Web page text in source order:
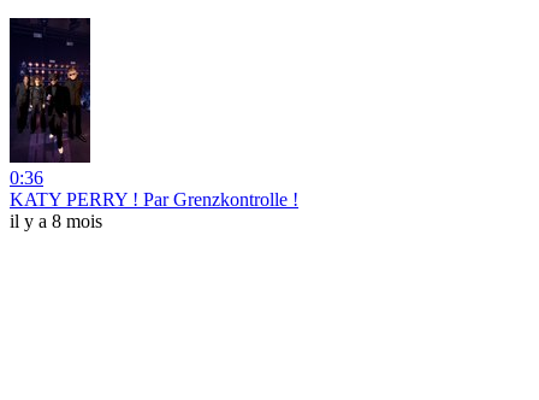
0:36
KATY PERRY ! Par Grenzkontrolle !
il y a 8 mois